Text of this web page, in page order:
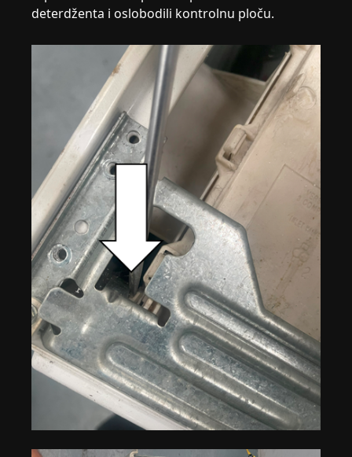
deterdženta i oslobodili kontrolnu ploču.